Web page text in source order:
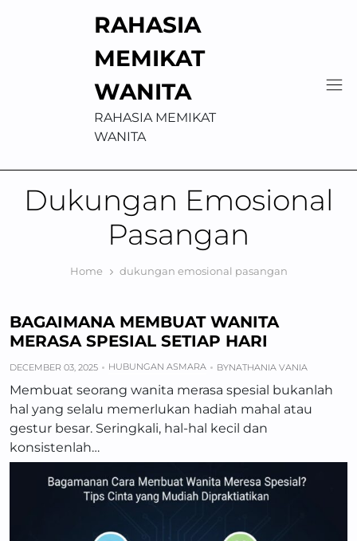
RAHASIA
MEMIKAT
WANITA
RAHASIA MEMIKAT
WANITA
Dukungan Emosional
Pasangan
Home dukungan emosional pasangan
BAGAIMANA MEMBUAT WANITA
MERASA SPESIAL SETIAP HARI
DECEMBER 03, 2025 HUBUNGAN ASMARA BYNATHANIA VANIA
Membuat seorang wanita merasa spesial bukanlah
hal yang selalu memerlukan hadiah mahal atau
gestur besar. Seringkali, hal-hal kecil dan
konsistenlah…